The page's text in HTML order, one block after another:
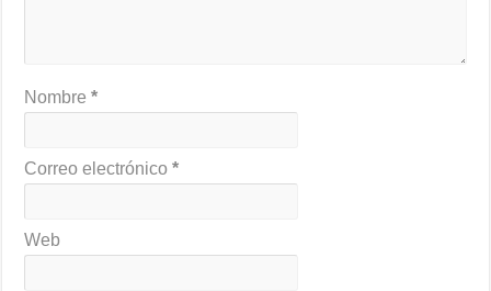
Nombre*
Correo electrónico*
Web